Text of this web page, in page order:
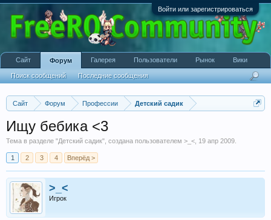
Войти или зарегистрироваться
Сайт Форум Профессии Детский садик
Ищу бебика <3
Тема в разделе "Детский садик", создана пользователем >_< 19 апр 2009
1 2 3 4 Вперёд >
>_<
Игрок
Сайт Форум
Поиск сообщений Последние сообщения
Галерея Пользователи Рынок Вики